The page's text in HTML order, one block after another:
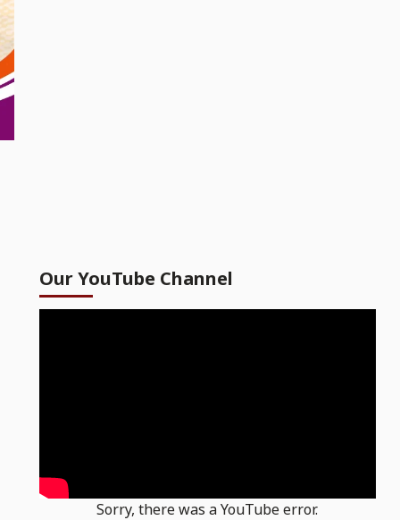
Our YouTube Channel
Sorry, there was a YouTube error.